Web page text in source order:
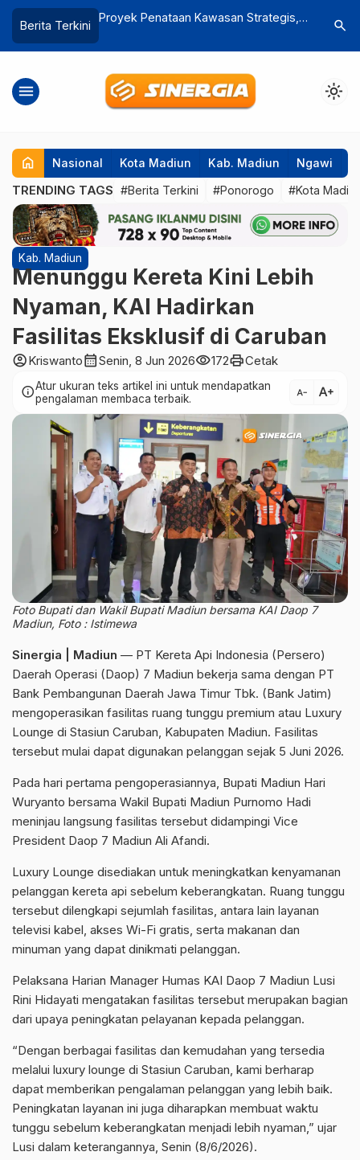
Berita Terkini
Program TPS 3R DLHKP Magetan
Pengelolaan
DPRD
search
menu light_mode
home Nasional Kota Madiun Kab. Madiun Ngawi
TRENDING TAGS #Berita Terkini #Ponorogo #Kota
Kab. Madiun
Menunggu Kereta Kini Lebih
Nyaman, KAI Hadirkan
Fasilitas Eksklusif di Caruban
account_circleKriswantocalendar_monthSenin, 8 Jun 2026visibility172printCetak
infoAtur ukuran teks artikel ini untuk mendapatkan
pengalaman membaca terbaik.
text_decrease text_increase
Foto Bupati dan Wakil Bupati Madiun bersama KAI Daop 7
Madiun, Foto : Istimewa
Sinergia | Madiun — PT Kereta Api Indonesia (Persero)
Daerah Operasi (Daop) 7 Madiun bekerja sama dengan PT
Bank Pembangunan Daerah Jawa Timur Tbk. (Bank Jatim)
mengoperasikan fasilitas ruang tunggu premium atau Luxury
Lounge di Stasiun Caruban, Kabupaten Madiun. Fasilitas
tersebut mulai dapat digunakan pelanggan sejak 5 Juni 2026.
Pada hari pertama pengoperasiannya, Bupati Madiun Hari
Wuryanto bersama Wakil Bupati Madiun Purnomo Hadi
meninjau langsung fasilitas tersebut didampingi Vice
President Daop 7 Madiun Ali Afandi.
Luxury Lounge disediakan untuk meningkatkan kenyamanan
pelanggan kereta api sebelum keberangkatan. Ruang tunggu
tersebut dilengkapi sejumlah fasilitas, antara lain layanan
televisi kabel, akses Wi-Fi gratis, serta makanan dan
minuman yang dapat dinikmati pelanggan.
Pelaksana Harian Manager Humas KAI Daop 7 Madiun Lusi
Rini Hidayati mengatakan fasilitas tersebut merupakan bagian
dari upaya peningkatan pelayanan kepada pelanggan.
“Dengan berbagai fasilitas dan kemudahan yang tersedia
melalui luxury lounge di Stasiun Caruban, kami berharap
dapat memberikan pengalaman pelanggan yang lebih baik.
Peningkatan layanan ini juga diharapkan membuat waktu
tunggu sebelum keberangkatan menjadi lebih nyaman,” ujar
Lusi dalam keterangannya, Senin (8/6/2026).